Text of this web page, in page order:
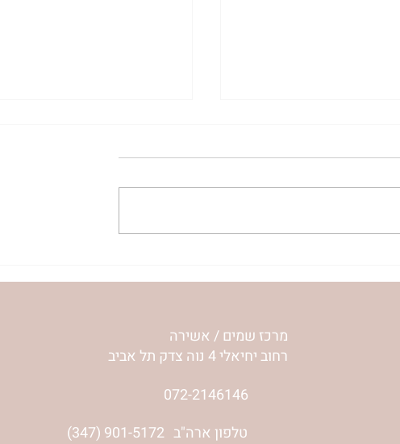
לפרשת שלח | רחל וינשטיין
מרכז שמים / אשירה
רחוב יחיאלי 4 נוה צדק תל אביב
072-2146146
(347) 901-5172 טלפון ארה"ב